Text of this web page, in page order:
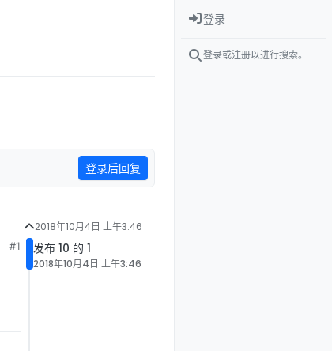
登录后回复
#1
2018年10月4日 上午3:46
发布 10 的 1
2018年10月4日 上午3:46
登录
登录或注册以进行搜索。